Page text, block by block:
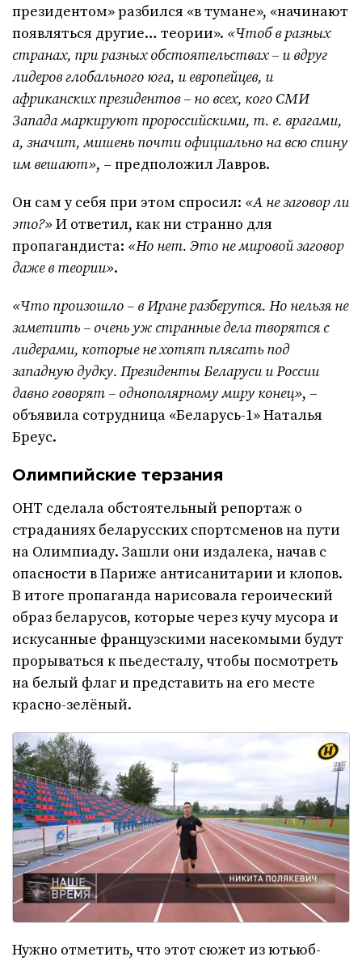
президентом» разбился «в тумане», «начинают
появляться другие… теории». «Чтоб в разных
странах, при разных обстоятельствах – и вдруг
лидеров глобального юга, и европейцев, и
африканских президентов – но всех, кого СМИ
Запада маркируют пророссийскими, т. е. врагами,
а, значит, мишень почти официально на всю спину
им вешают», – предположил Лавров.
Он сам у себя при этом спросил: «А не заговор ли
это?»И ответил, как ни странно для
пропагандиста: «Но нет. Это не мировой заговор
даже в теории».
«Что произошло – в Иране разберутся. Но нельзя не
заметить – очень уж странные дела творятся с
лидерами, которые не хотят плясать под
западную дудку. Президенты Беларуси и России
давно говорят – однополярному миру конец», –
объявила сотрудница «Беларусь-1» Наталья
Бреус.
Олимпийские терзания
ОНТ сделала обстоятельный репортаж о
страданиях беларусских спортсменов на пути
на Олимпиаду. Зашли они издалека, начав с
опасности в Париже антисанитарии и клопов.
В итоге пропаганда нарисовала героический
образ беларусов, которые через кучу мусора и
искусанные французскими насекомыми будут
прорываться к пьедесталу, чтобы посмотреть
на белый флаг и представить на его месте
красно-зелёный.
Нужно отметить, что этот сюжет из ютьюб-